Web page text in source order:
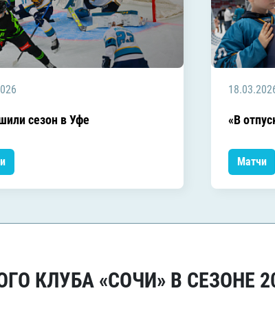
сезон в Уфе «В
Матчи
КЛУБА «СОЧИ» В СЕЗОНЕ